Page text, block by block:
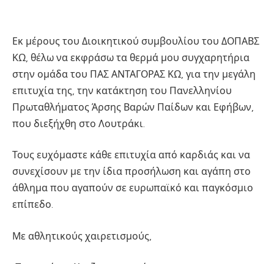
Εκ μέρους του Διοικητικού συμβουλίου του ΔΟΠΑΒΣ
ΚΩ, θέλω να εκφράσω τα θερμά μου συγχαρητήρια
στην ομάδα του ΠΑΣ ΑΝΤΑΓΟΡΑΣ ΚΩ, για την μεγάλη
επιτυχία της, την κατάκτηση του Πανελληνίου
Πρωταθλήματος Άρσης Βαρών Παίδων και Εφήβων,
που διεξήχθη στο Λουτράκι.
Τους ευχόμαστε κάθε επιτυχία από καρδιάς και να
συνεχίσουν με την ίδια προσήλωση και αγάπη στο
άθλημα που αγαπούν σε ευρωπαϊκό και παγκόσμιο
επίπεδο.
Με αθλητικούς χαιρετισμούς,